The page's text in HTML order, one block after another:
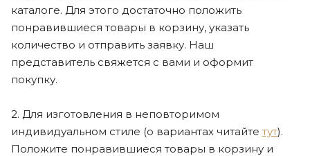
каталоге. Для этого достаточно положить
понравившиеся товары в корзину, указать
количество и отправить заявку. Наш
представитель свяжется с вами и оформит
покупку.
2. Для изготовления в неповторимом
индивидуальном стиле (о вариантах читайте тут).
Положите понравившиеся товары в корзину и